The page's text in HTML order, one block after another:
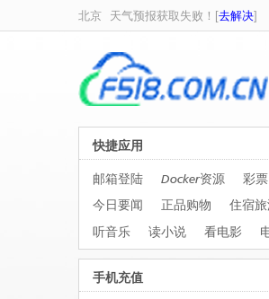
北京 天气预报获取失败！[去解决]
快捷应用
邮箱登陆 Docker资源
彩
今日要闻
正品购物
住宿
听音乐
读小说 看电影
手机充值